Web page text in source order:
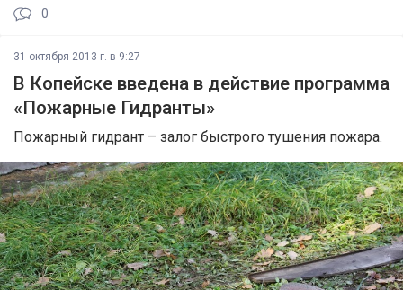
0
31 октября 2013 г. в 9:27
В Копейске введена в действие программа
«Пожарные Гидранты»
Пожарный гидрант – залог быстрого тушения пожара.